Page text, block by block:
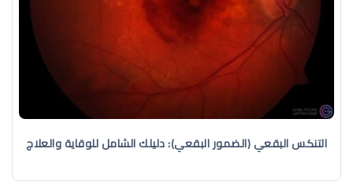
التنكس البقعي (الضمور البقعي): دليلك الشامل للوقاية والعلاج